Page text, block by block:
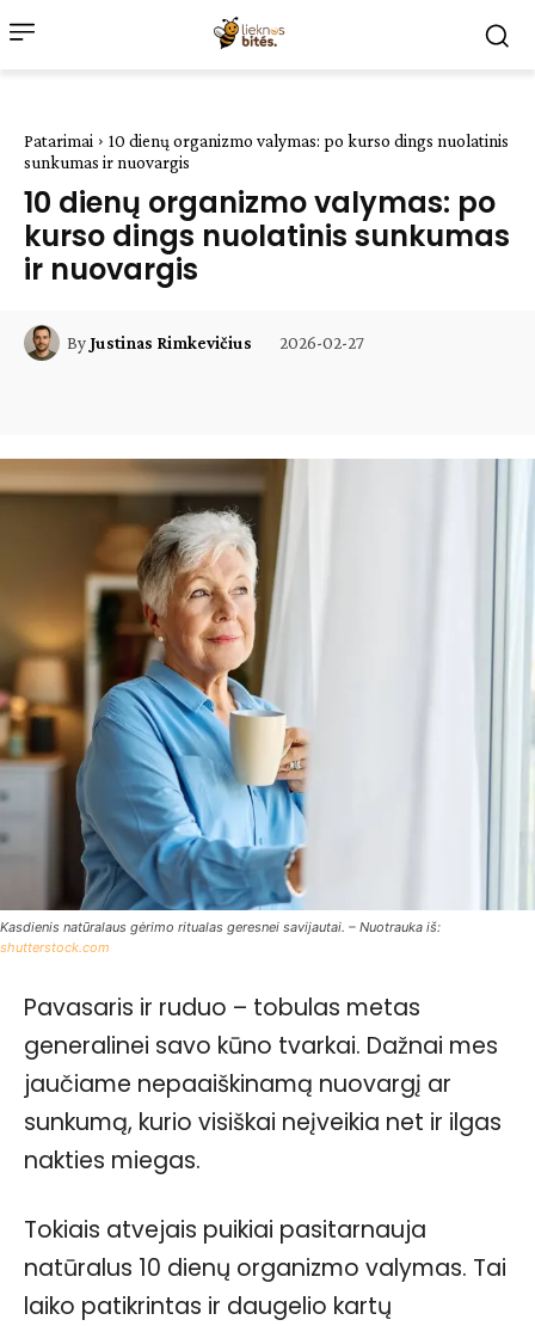
Patarimai
10 dienų organizmo valymas: po kurso dings nuolatinis
sunkumas ir nuovargis
10 dienų organizmo valymas: po
kurso dings nuolatinis sunkumas
ir nuovargis
ByJustinas Rimkevičius 2026-02-27
Kasdienis natūralaus gėrimo ritualas geresnei savijautai. – Nuotrauka iš:
shutterstock.com
Pavasaris ir ruduo – tobulas metas
generalinei savo kūno tvarkai. Dažnai mes
jaučiame nepaaiškinamą nuovargį ar
sunkumą, kurio visiškai neįveikia net ir ilgas
nakties miegas.
Tokiais atvejais puikiai pasitarnauja
natūralus 10 dienų organizmo valymas. Tai
laiko patikrintas ir daugelio kartų